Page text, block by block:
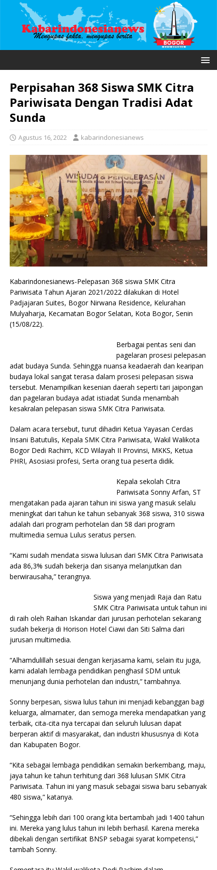
Perpisahan 368 Siswa SMK Citra
Pariwisata Dengan Tradisi Adat
Sunda
Agustus 16, 2022 kabarindonesianews
Kabarindonesianews-Pelepasan 368 siswa SMK Citra
Pariwisata Tahun Ajaran 2021/2022 dilakukan di Hotel
Padjajaran Suites, Bogor Nirwana Residence, Kelurahan
Mulyaharja, Kecamatan Bogor Selatan, Kota Bogor, Senin
(15/08/22).
Berbagai pentas seni dan
pagelaran prosesi pelepasan
adat budaya Sunda. Sehingga nuansa keadaerah dan kearipan
budaya lokal sangat terasa dalam prosesi pelepasan siswa
tersebut. Menampilkan kesenian daerah seperti tari jaipongan
dan pagelaran budaya adat istiadat Sunda menambah
kesakralan pelepasan siswa SMK Citra Pariwisata.
Dalam acara tersebut, turut dihadiri Ketua Yayasan Cerdas
Insani Batutulis, Kepala SMK Citra Pariwisata, Wakil Walikota
Bogor Dedi Rachim, KCD Wilayah II Provinsi, MKKS, Ketua
PHRI, Asosiasi profesi, Serta orang tua peserta didik.
Kepala sekolah Citra
Pariwisata Sonny Arfan, ST
mengatakan pada ajaran tahun ini siswa yang masuk selalu
meningkat dari tahun ke tahun sebanyak 368 siswa, 310 siswa
adalah dari program perhotelan dan 58 dari program
multimedia semua Lulus seratus persen.
“Kami sudah mendata siswa lulusan dari SMK Citra Pariwisata
ada 86,3% sudah bekerja dan sisanya melanjutkan dan
berwirausaha,” terangnya.
Siswa yang menjadi Raja dan Ratu
SMK Citra Pariwisata untuk tahun ini
di raih oleh Raihan Iskandar dari jurusan perhotelan sekarang
sudah bekerja di Horison Hotel Ciawi dan Siti Salma dari
jurusan multimedia.
“Alhamdulillah sesuai dengan kerjasama kami, selain itu juga,
kami adalah lembaga pendidikan penghasil SDM untuk
menunjang dunia perhotelan dan industri,” tambahnya.
Sonny berpesan, siswa lulus tahun ini menjadi kebanggan bagi
keluarga, almamater, dan semoga mereka mendapatkan yang
terbaik, cita-cita nya tercapai dan seluruh lulusan dapat
berperan aktif di masyarakat, dan industri khususnya di Kota
dan Kabupaten Bogor.
“Kita sebagai lembaga pendidikan semakin berkembang, maju,
jaya tahun ke tahun terhitung dari 368 lulusan SMK Citra
Pariwisata. Tahun ini yang masuk sebagai siswa baru sebanyak
480 siswa,” katanya.
“Sehingga lebih dari 100 orang kita bertambah jadi 1400 tahun
ini. Mereka yang lulus tahun ini lebih berhasil. Karena mereka
dibekali dengan sertifikat BNSP sebagai syarat kompetensi,”
tambah Sonny.